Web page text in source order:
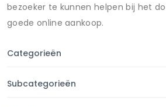
bezoeker te kunnen helpen bij het
goede online aankoop.
Categorieën
Subcategorieën